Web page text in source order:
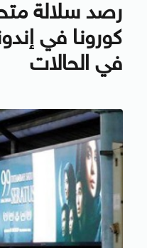
رصد سلالة
كورونا في
في الحالات